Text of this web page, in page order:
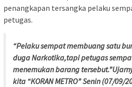
penangkapan tersangka pelaku
petugas.
“Pelaku sempat membuang satu
duga Narkotika,tapi petugas
menemukan barang
kita “KORAN METRO” Senin (07/09/